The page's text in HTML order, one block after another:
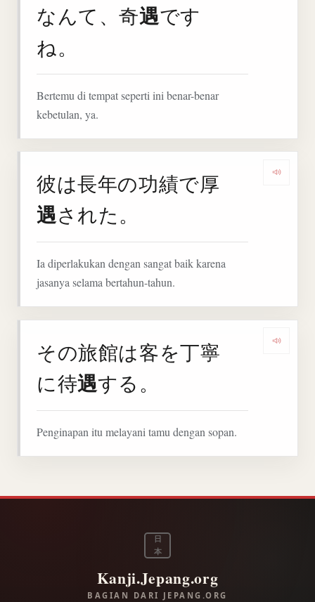
なんて、奇遇です
ね。
Bertemu di tempat seperti ini benar-benar
kebetulan, ya.
彼は長年の功績で厚
遇された。
Ia diperlakukan dengan sangat baik karena
jasanya selama bertahun-tahun.
その旅館は客を丁寧
に待遇する。
Penginapan itu melayani tamu dengan sopan.
日
本
Kanji.Jepang.org
BAGIAN DARI JEPANG.ORG